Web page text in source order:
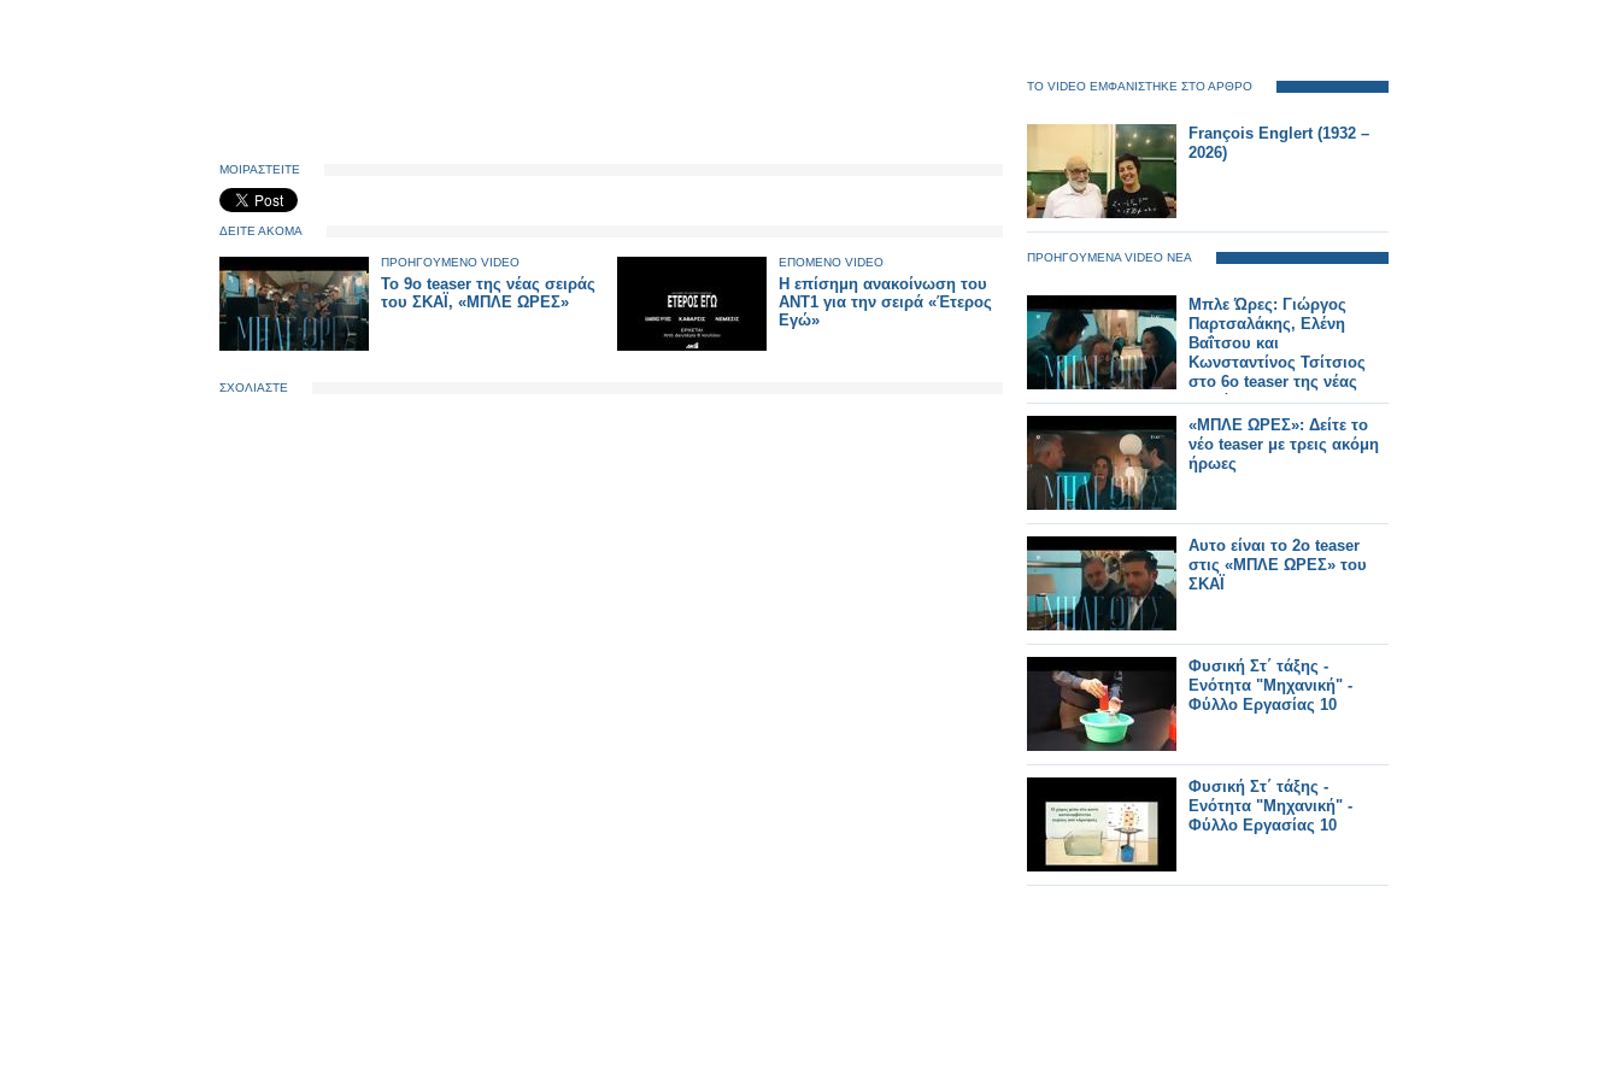
ΜΟΙΡΑΣΤΕΙΤΕ
ΔΕΙΤΕ ΑΚΟΜΑ
ΠΡΟΗΓΟΥΜΕΝΟ VIDEO
Το 9ο teaser της νέας σειράς
του ΣΚΑΪ, «ΜΠΛΕ ΩΡΕΣ»
ΕΠΟΜΕΝΟ VIDEO
Η επίσημη ανακοίνωση του
ΑΝΤ1 για την σειρά «Έτερος
Εγώ»
ΣΧΟΛΙΑΣΤΕ
ΤΟ VIDEO ΕΜΦΑΝΙΣΤΗΚΕ ΣΤΟ ΑΡΘΡΟ
François Englert (1932 –
2026)
ΠΡΟΗΓΟΥΜΕΝΑ VIDEO ΝΕΑ
Μπλε Ώρες: Γιώργος
Παρτσαλάκης, Ελένη
Βαΐτσου και
Κωνσταντίνος Τσίτσιος
στο 6ο teaser της νέας
σειράς
«ΜΠΛΕ ΩΡΕΣ»: Δείτε το
νέο teaser με τρεις ακόμη
ήρωες
Αυτο είναι το 2ο teaser
στις «ΜΠΛΕ ΩΡΕΣ» του
ΣΚΑΪ
Φυσική Στ΄ τάξης -
Ενότητα "Μηχανική" -
Φύλλο Εργασίας 10
Φυσική Στ΄ τάξης -
Ενότητα "Μηχανική" -
Φύλλο Εργασίας 10